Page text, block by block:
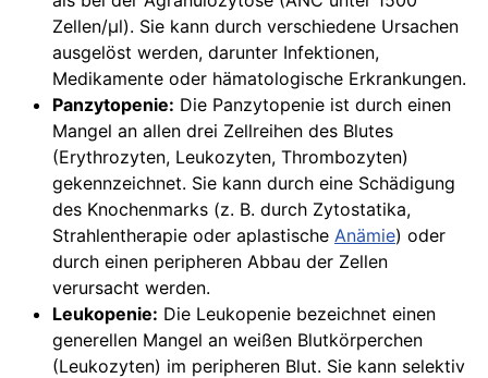
Zellen/µl). Sie kann durch verschiedene Ursachen
ausgelöst werden, darunter Infektionen,
Medikamente oder hämatologische Erkrankungen.
Panzytopenie: Die Panzytopenie ist durch einen
Mangel an allen drei Zellreihen des Blutes
(Erythrozyten, Leukozyten, Thrombozyten)
gekennzeichnet. Sie kann durch eine Schädigung
des Knochenmarks (z. B. durch Zytostatika,
Strahlentherapie oder aplastische Anämie) oder
durch einen peripheren Abbau der Zellen
verursacht werden.
Leukopenie: Die Leukopenie bezeichnet einen
generellen Mangel an weißen Blutkörperchen
(Leukozyten) im peripheren Blut. Sie kann selektiv